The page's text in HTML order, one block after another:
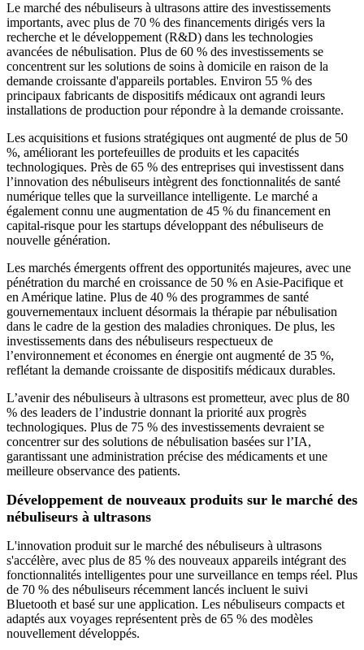
Le marché des nébuliseurs à ultrasons attire des investissements
importants, avec plus de 70 % des financements dirigés vers la
recherche et le développement (R&D) dans les technologies
avancées de nébulisation. Plus de 60 % des investissements se
concentrent sur les solutions de soins à domicile en raison de la
demande croissante d'appareils portables. Environ 55 % des
principaux fabricants de dispositifs médicaux ont agrandi leurs
installations de production pour répondre à la demande croissante.
Les acquisitions et fusions stratégiques ont augmenté de plus de 50
%, améliorant les portefeuilles de produits et les capacités
technologiques. Près de 65 % des entreprises qui investissent dans
l’innovation des nébuliseurs intègrent des fonctionnalités de santé
numérique telles que la surveillance intelligente. Le marché a
également connu une augmentation de 45 % du financement en
capital-risque pour les startups développant des nébuliseurs de
nouvelle génération.
Les marchés émergents offrent des opportunités majeures, avec une
pénétration du marché en croissance de 50 % en Asie-Pacifique et
en Amérique latine. Plus de 40 % des programmes de santé
gouvernementaux incluent désormais la thérapie par nébulisation
dans le cadre de la gestion des maladies chroniques. De plus, les
investissements dans des nébuliseurs respectueux de
l’environnement et économes en énergie ont augmenté de 35 %,
reflétant la demande croissante de dispositifs médicaux durables.
L’avenir des nébuliseurs à ultrasons est prometteur, avec plus de 80
% des leaders de l’industrie donnant la priorité aux progrès
technologiques. Plus de 75 % des investissements devraient se
concentrer sur des solutions de nébulisation basées sur l’IA,
garantissant une administration précise des médicaments et une
meilleure observance des patients.
Développement de nouveaux produits sur le marché des
nébuliseurs à ultrasons
L'innovation produit sur le marché des nébuliseurs à ultrasons
s'accélère, avec plus de 85 % des nouveaux appareils intégrant des
fonctionnalités intelligentes pour une surveillance en temps réel. Plus
de 70 % des nébuliseurs récemment lancés incluent le suivi
Bluetooth et basé sur une application. Les nébuliseurs compacts et
adaptés aux voyages représentent près de 65 % des modèles
nouvellement développés.